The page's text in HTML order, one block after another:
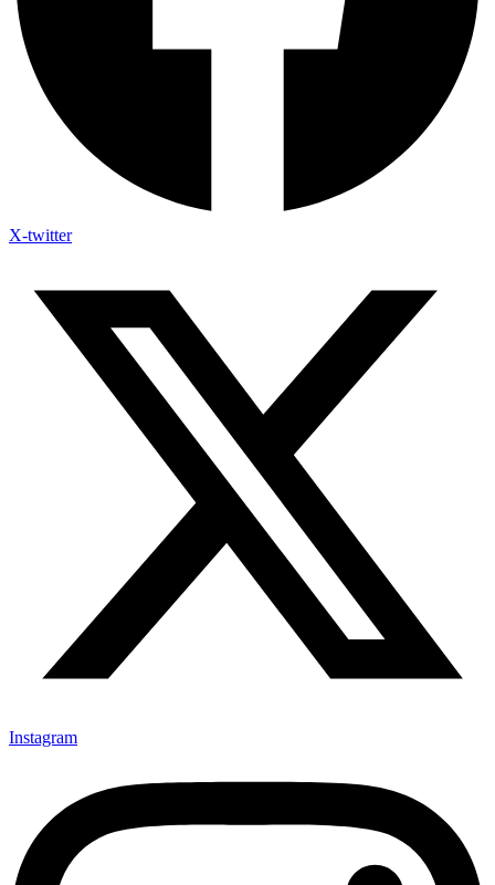
X-twitter
Instagram